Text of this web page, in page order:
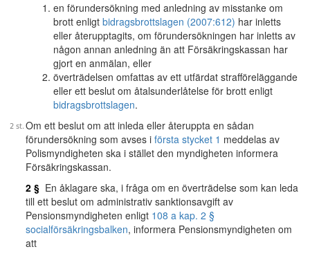
en förundersökning med anledning av misstanke om
brott enligt bidragsbrottslagen (2007:612) har inletts
eller återupptagits, om förundersökningen har inletts av
någon annan anledning än att Försäkringskassan har
gjort en anmälan, eller
överträdelsen omfattas av ett utfärdat strafföreläggande
eller ett beslut om åtalsunderlåtelse för brott enligt
bidragsbrottslagen.
Om ett beslut om att inleda eller återuppta en sådan
förundersökning som avses i första stycket 1 meddelas av
Polismyndigheten ska i stället den myndigheten informera
Försäkringskassan.
2 § En åklagare ska, i fråga om en överträdelse som kan leda
till ett beslut om administrativ sanktionsavgift av
Pensionsmyndigheten enligt 108 a kap. 2 §
socialförsäkringsbalken, informera Pensionsmyndigheten om
att